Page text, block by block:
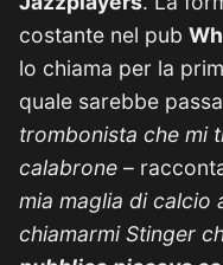
costante nel pub
lo chiama per la
quale sarebbe
trombonista che mi
calabrone –
mia maglia di calcio
chiamarmi Stinger